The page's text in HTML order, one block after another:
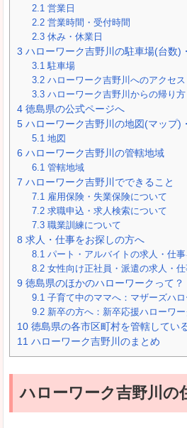
2.1 営業日
2.2 営業時間・受付時間
2.3 休み・休業日
3 ハローワーク吉野川の駐車場(台数)
3.1 駐車場
3.2 ハローワーク吉野川へのアクセ
3.3 ハローワーク吉野川からの帰り方
4 徳島県の公式ページへ
5 ハローワーク吉野川の地図(マップ)
5.1 地図
6 ハローワーク吉野川の管轄地域
6.1 管轄地域
7 ハローワーク吉野川でできること
7.1 雇用保険・失業保険について
7.2 求職申込・求人検索について
7.3 職業訓練について
8 求人・仕事をお探しの方へ
8.1 パート・アルバイトの求人・仕
8.2 女性向け正社員・派遣の求人・
9 徳島県のほかのハローワークって？
9.1 子育て中のママへ：マザーズハロ
9.2 新卒の方へ：新卒応援ハローワー
10 徳島県の各市区町村を管轄してい
11 ハローワーク吉野川のまとめ
ハローワーク吉野川の